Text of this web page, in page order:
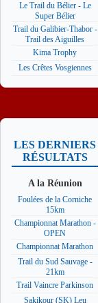
Le Trail du Bélier - Le
Super Bélier
Trail du Galibier-Thabor -
Trail des Aiguilles
Kima Trophy
Les Crêtes Vosgiennes
LES DERNIERS
RÉSULTATS
A la Réunion
Foulées de la Corniche
15km
Championnat Marathon -
OPEN
Championnat Marathon
Trail du Sud Sauvage -
21km
Trail Vaincre Parkinson
Sakikour (SK) Leu